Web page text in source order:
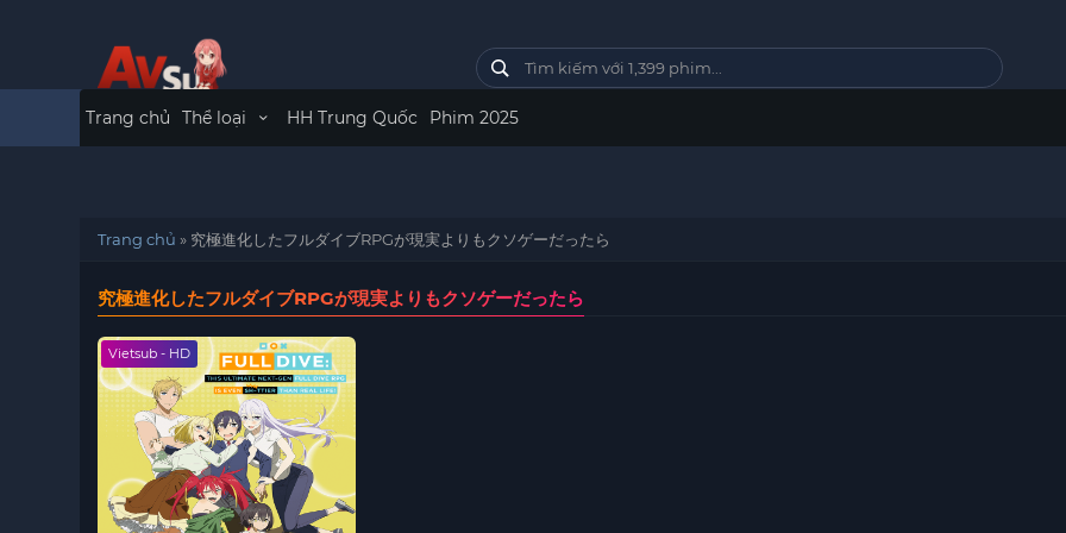
Trang chủ Thể loại HH Trung Quốc Phim 2025
Trang chủ » 究極進化したフルダイブRPGが現実よりもクソゲーだったら
究極進化したフルダイブRPGが現実よりもクソゲーだったら
Vietsub - HD